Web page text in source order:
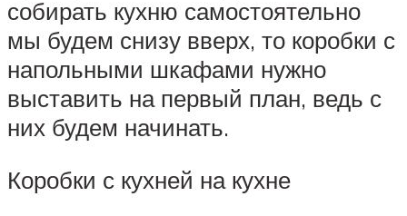
собирать кухню самостоятельно
мы будем снизу вверх, то коробки с
напольными шкафами нужно
выставить на первый план, ведь с
них будем начинать.
Коробки с кухней на кухне